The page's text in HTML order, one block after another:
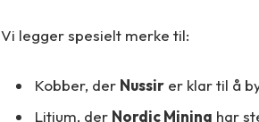
Vi legger spesielt merke til:
Kobber, der Nussirer klar til å
Litium, der Nordic Mining har